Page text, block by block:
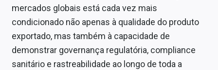
mercados globais está cada vez mais
condicionado não apenas à qualidade do produto
exportado, mas também à capacidade de
demonstrar governança regulatória, compliance
sanitário e rastreabilidade ao longo de toda a